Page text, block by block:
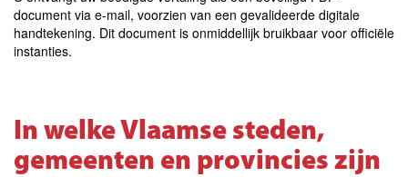
document via e-mail, voorzien van een gevalideerde digitale
handtekening. Dit document is onmiddellijk bruikbaar voor officiële
instanties.
In welke Vlaamse steden,
gemeenten en provincies zijn